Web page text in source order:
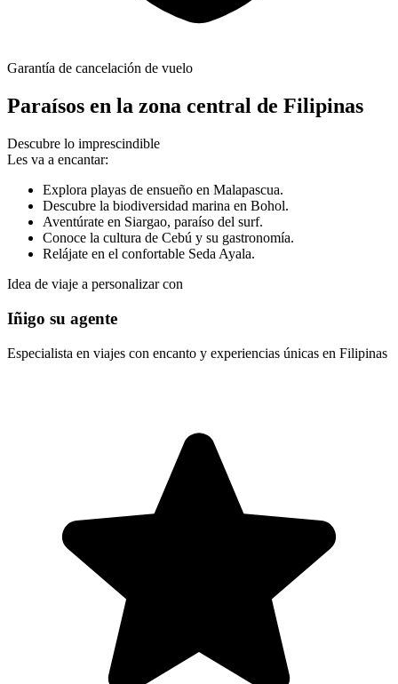
Garantía de cancelación de vuelo
Paraísos en la zona central de Filipinas
Descubre lo imprescindible
Les va a encantar:
Explora playas de ensueño en Malapascua.
Descubre la biodiversidad marina en Bohol.
Aventúrate en Siargao, paraíso del surf.
Conoce la cultura de Cebú y su gastronomía.
Relájate en el confortable Seda Ayala.
Idea de viaje a personalizar con
Iñigo su agente
Especialista en viajes con encanto y experiencias únicas en Filipinas